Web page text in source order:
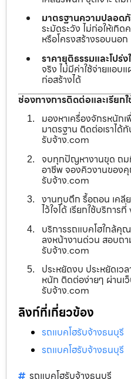
มาตรฐานความปลอด
ระมัดระวัง ไม่ก่อให้เกิ
หรือโครงสร้างรอบนอก
ราคายุติธรรมและโปร่ง
จริง ไม่มีค่าใช้จ่ายแอ
ก่อสร้างได้
ช่องทางการติดต่อและเรียก
มองหาเครื่องจักรหนักเ
มาตรฐาน ติดต่อเราไ
รับจ้าง.com
จบทุกปัญหางานขุด ถ
อาชีพ จองคิวงานของ
รับจ้าง.com
งานทุบตึก รื้อถอน เคลี
ไว้ใจได้ เรียกใช้บริกา
บริการรถแบคโฮใกล้
ลงหน้างานด่วน สอบถ
รับจ้าง.com
ประหยัดงบ ประหยัดเว
หนัก ติดต่อง่ายๆ ผ่านเ
รับจ้าง.com
ลิงก์ที่เกี่ยวข้อง
รถแบคโฮรับจ้างธนบุรี
รถแบคโฮรับจ้างธนบุรี
รถแบคโฮรับจ้างธนบุรี